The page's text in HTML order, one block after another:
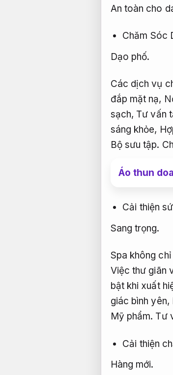
An toàn cho
Chăm Sóc
Dạo phố.
Các dịch vụ
đắp mặt nạ,
sạch, Tư vấn
sáng khỏe,
Bộ sưu tập.
Áo thun
Cải thiện
Sang trọng.
Spa không
Việc thư giãn
bật khi xuất
giác bình yên,
Mỹ phẩm. Tư
Cải thiện
Hàng mới.